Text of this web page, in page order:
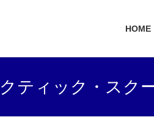
HOME
ティック・ス